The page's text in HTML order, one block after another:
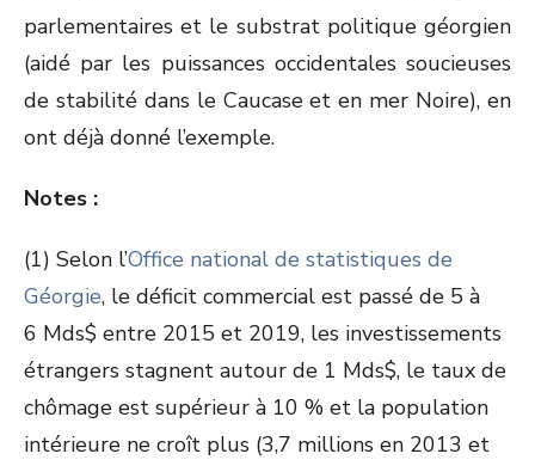
parlementaires et le substrat politique géorgien
(aidé par les puissances occidentales soucieuses
de stabilité dans le Caucase et en mer Noire), en
ont déjà donné l’exemple.
Notes :
(1) Selon l’Office national de statistiques de
Géorgie, le déficit commercial est passé de 5 à
6 Mds$ entre 2015 et 2019, les investissements
étrangers stagnent autour de 1 Mds$, le taux de
chômage est supérieur à 10 % et la population
intérieure ne croît plus (3,7 millions en 2013 et